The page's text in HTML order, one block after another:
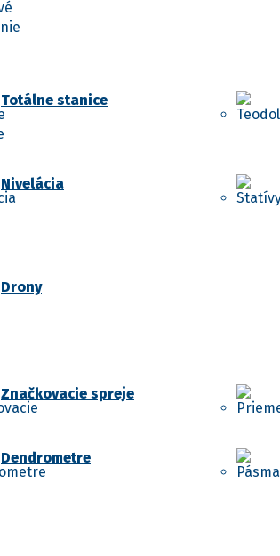
Totálne stanice
Nivelácia
Drony
Značkovacie spreje
Dendrometre